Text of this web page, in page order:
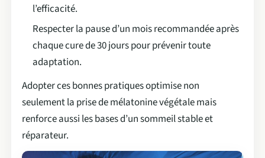
l’efficacité.
Respecter la pause d’un mois recommandée après
chaque cure de 30 jours pour prévenir toute
adaptation.
Adopter ces bonnes pratiques optimise non
seulement la prise de mélatonine végétale mais
renforce aussi les bases d’un sommeil stable et
réparateur.